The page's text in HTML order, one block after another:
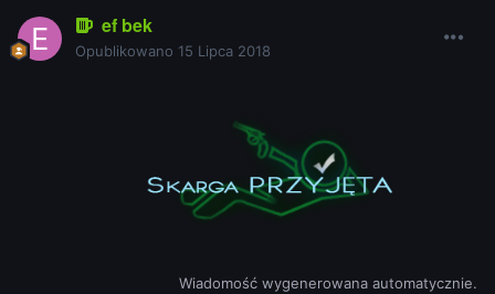
ef bek
Opublikowano 15 Lipca 2018
Wiadomość wygenerowana automatycznie.